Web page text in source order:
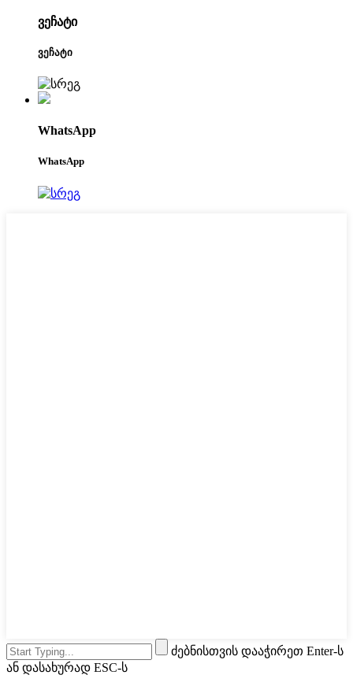
ვეჩატი
ვეჩატი
WhatsApp
WhatsApp
ძებნისთვის დააჭირეთ Enter-ს
ან დასახურად ESC-ს